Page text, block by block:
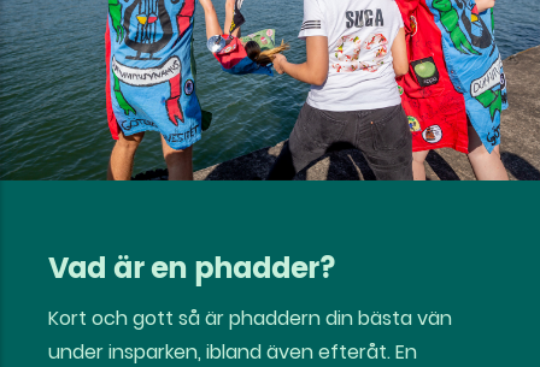
Vad är en phadder?
Kort och gott så är phaddern din bästa vän
under insparken, ibland även efteråt. En